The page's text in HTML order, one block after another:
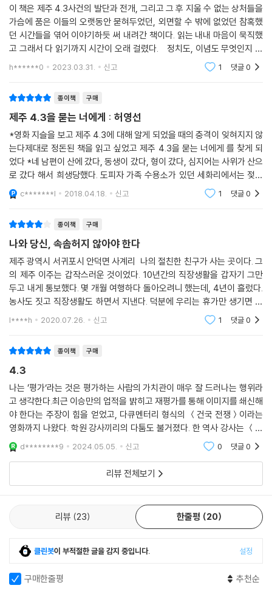
이 책은 제주 4.3사건의 발단과 전개, 그리고 그 후 지울 수 없는 상처들을
가슴에 품은 이들의 오랫동안 묻혀두었던, 외면할 수 밖에 없었던 참혹했
던 시간들을 엮어 이야기하듯 써 내려간 책이다. 읽는 내내 마음이 묵직했
고 그래서 다 읽기까지 시간이 오래 걸렸다. 정치도, 이념도 무엇인지 몰
랐던 우리 가족이, 친척이, 이웃이 이유 없이 처절하게 죽음을 맞이했을
h******0 2023.03.31. 신고 1 댓글0
종이책 구매
제주 4.3을 묻는 너에게 : 허영선
*영화 지슬을 보고 제주 4.3에 대해 알게 되었을 때의 충격이 잊혀지지 않
는다제대로 정돈된 책을 읽고 싶었고 제주 4.3을 묻는 너에게 를 찾게 되
었다 *네 남편이 산에 갔다, 동생이 갔다, 형이 갔다, 심지어는 사위가 산으
로 갔다 해서 희생당했다. 도피자 가족 수용소가 있던 세화리에서는 젖먹
이도 빨갱이라며 젖을 주지 못하도록 한 경우도 생겼으며, 도피자 형이 있
다고 해서 한 초
c*******l 2018.04.18. 신고 1 댓글0
종이책 구매
나와 당신, 속솜허지 않아야 한다
제주 광역시 서귀포시 안덕면 사계리 나의 절친한 친구가 사는 곳이다. 그
의 제주 이주는 갑작스러운 것이었다. 10년간의 직장생활을 갑자기 그만
두고 내게 통보했다. 몇 개월 여행하다 돌아오려니 했는데, 4년이 흘렀다.
농사도 짓고 직장생활도 하면서 지낸다. 덕분에 우리는 휴가만 생기면 제
주도로 날아간다. 8번 다녀왔다. 가기 전에는 비싸고 복잡한 곳이라고 생
l****h 2020.07.26. 신고 1 댓글0
종이책 구매
4.3
나는 ’평가‘라는 것은 평가하는 사람의 가치관이 매우 잘 드러나는 행위라
고 생각한다.최근 이승만의 업적을 밝히고 재평가를 통해 이미지를 쇄신해
야 한다는 주장이 힘을 얻었고, 다큐멘터리 형식의 ＜건국 전쟁＞이라는
영화까지 나왔다. 학원 강사끼리의 다툼도 불거졌다. 한 역사 강사는 ＜건
국 전쟁＞을 옹호한다고 논란이 되기도 했다. 그리고 4월 3일이 됐다. 대
통령은 4.3 추념
d********9 2024.05.05. 신고 0 댓글0
리뷰 전체보기
리뷰 23 한줄평 20
클린봇이 부적절한 글을 감지 중입니다. 설정
구매한줄평 추천순